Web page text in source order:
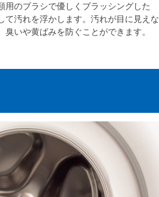
用のブラシで優しくブラッシングした
て汚れを浮かします。汚れが目に見えな
いや黄ばみを防ぐことができます。